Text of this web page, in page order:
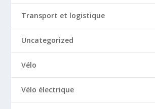
Transport et logistique
Uncategorized
Vélo
Vélo électrique